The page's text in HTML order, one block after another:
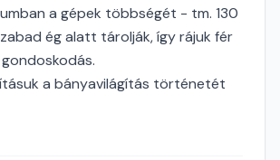
a gépek többségét - tm. 130
ég alatt tárolják, így rájuk fér
a bányavilágítás történetét